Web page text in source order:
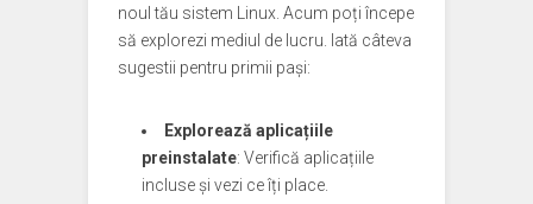
noul tău sistem Linux. Acum poți începe
să explorezi mediul de lucru. Iată câteva
sugestii pentru primii pași:
Explorează aplicațiile
preinstalate: Verifică aplicațiile
incluse și vezi ce îți place.